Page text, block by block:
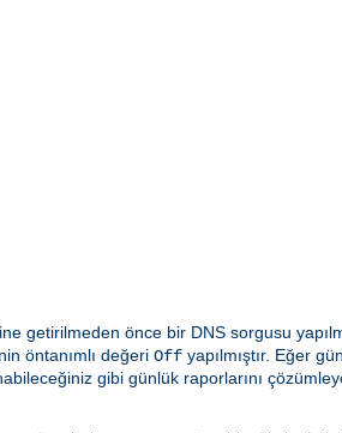
getirilmeden önce bir DNS sorgusu
öntanımlı değeri Off yapılmıştır. Eğer
gibi günlük raporlarını